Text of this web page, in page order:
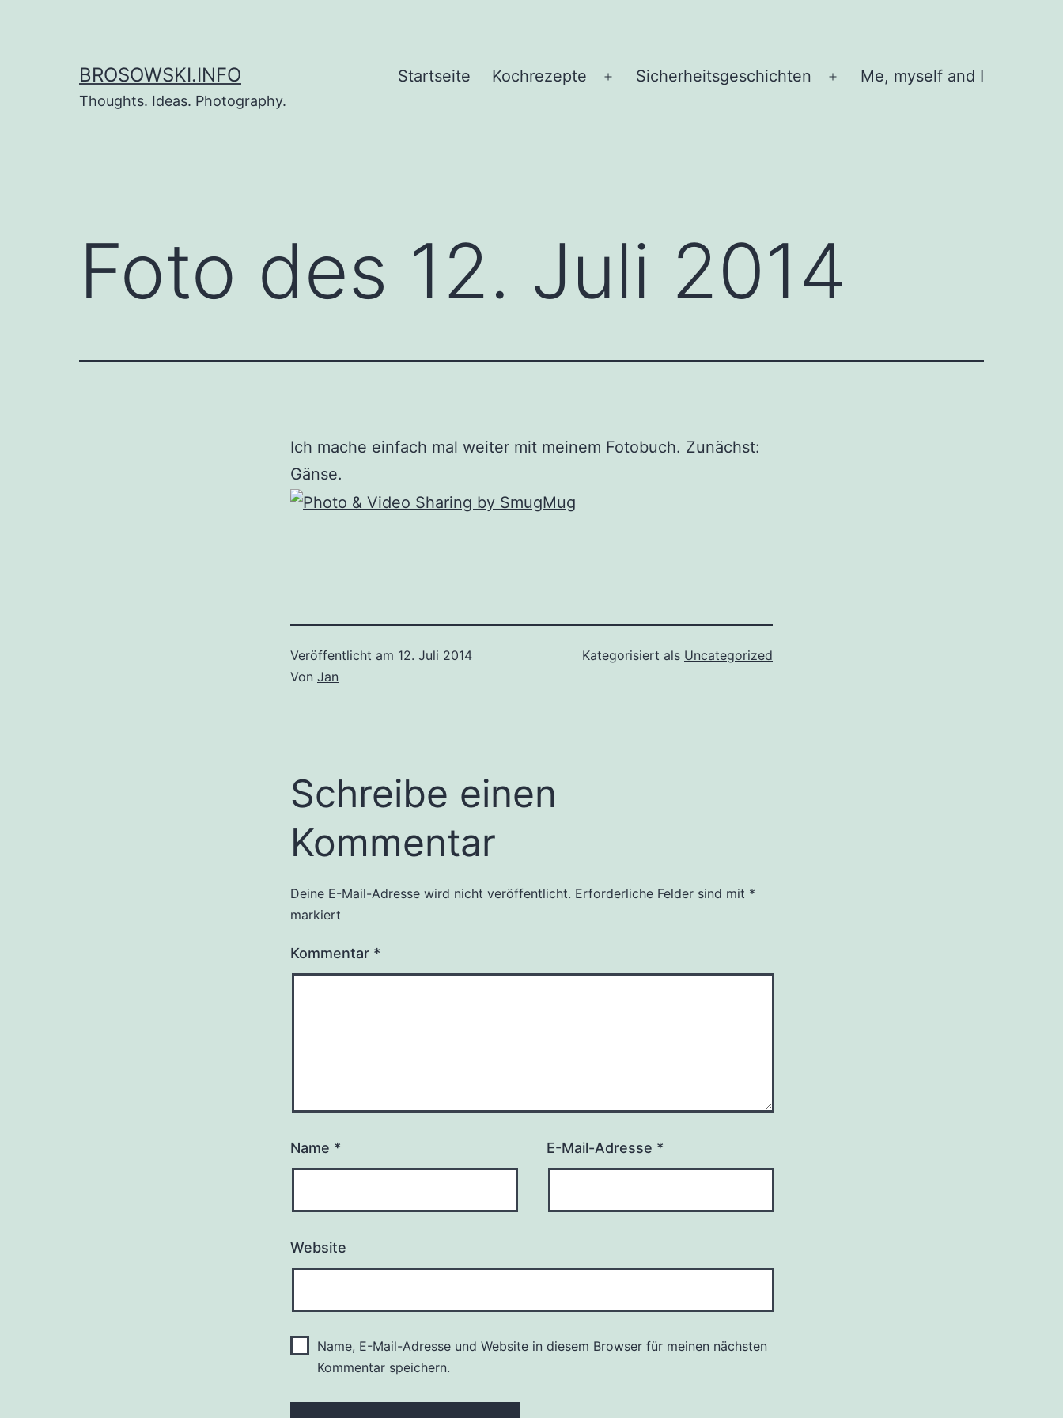
BROSOWSKI.INFO
Thoughts. Ideas. Photography.
Startseite Kochrezepte
Menü
Sicherheitsgeschichten
Menü
Me, myself and I
Foto des 12. Juli 2014
Ich mache einfach mal weiter mit meinem Fotobuch. Zunächst:
Gänse.
Veröffentlicht am 12. Juli 2014
Von Jan
Kategorisiert als Uncategorized
Schreibe einen
Kommentar
Deine E-Mail-Adresse wird nicht veröffentlicht. Erforderliche Felder sind mit *
markiert
Kommentar *
Name * E-Mail-Adresse *
Website
Name, E-Mail-Adresse und Website in diesem Browser für meinen nächsten
Kommentar speichern.